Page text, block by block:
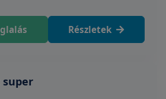
Részletek
super